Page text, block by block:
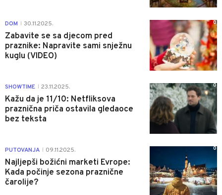
DOM 30.11.2025.
Zabavite se sa djecom pred
praznike: Napravite sami snježnu
kuglu (VIDEO)
0
SHOWTIME 23.11.2025.
Kažu da je 11/10: Netfliksova
praznična priča ostavila gledaoce
bez teksta
0
PUTOVANJA 09.11.2025.
Najljepši božićni marketi Evrope:
Kada počinje sezona praznične
čarolije?
0